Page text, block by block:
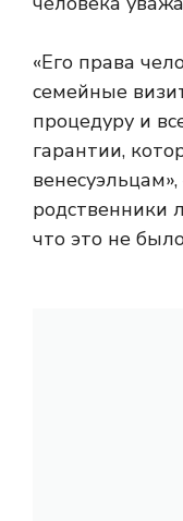
«Его права
семейные
процедуру и
гарантии,
родственники
что это не